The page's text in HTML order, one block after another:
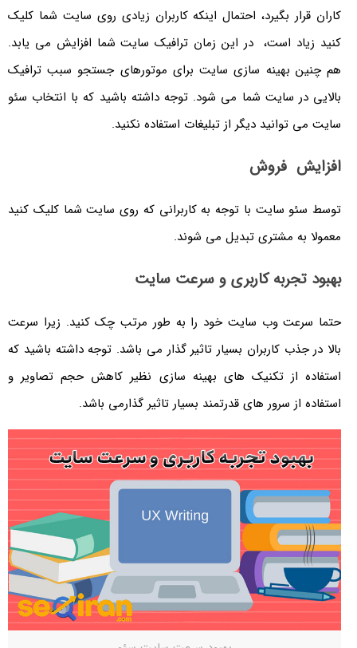
کاران قرار بگیرد، احتمال اینکه کاربران زیادی روی سایت شما کلیک
کنید زیاد است، در این زمان ترافیک سایت شما افزایش می یابد.
هم چنین بهینه سازی سایت برای موتورهای جستجو سبب ترافیک
بالایی در سایت شما می شود. توجه داشته باشید که با انتخاب سئو
سایت می توانید دیگر از تبلیغات استفاده نکنید.
افزایش فروش
توسط سئو سایت با توجه به کاربرانی که روی سایت شما کلیک کنید
معمولا به مشتری تبدیل می شوند.
بهبود تجربه کاربری و سرعت سایت
حتما سرعت وب سایت خود را به طور مرتب چک کنید. زیرا سرعت
بالا در جذب کاربران بسیار تاثیر گذار می باشد. توجه داشته باشید که
استفاده از تکنیک های بهینه سازی نظیر کاهش حجم تصاویر و
استفاده از سرور های قدرتمند بسیار تاثیر گذارمی باشد.